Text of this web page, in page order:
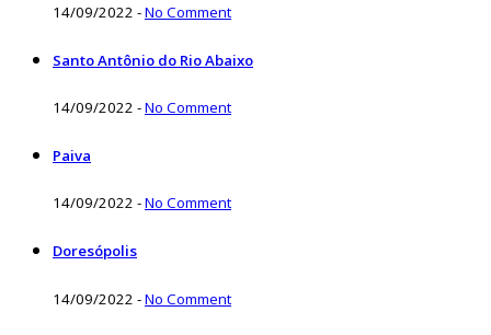
14/09/2022 -No Comment
Santo Antônio do Rio Abaixo
14/09/2022 -No Comment
Paiva
14/09/2022 -No Comment
Doresópolis
14/09/2022 -No Comment